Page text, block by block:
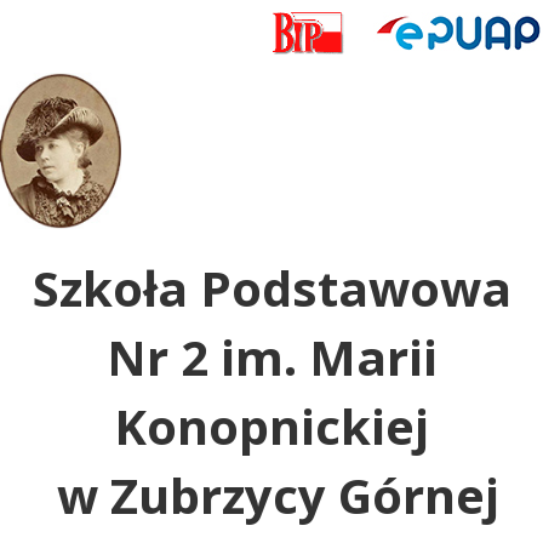
zawiera
system
dostępności.
Szkoła Podstawowa
Nr 2 im. Marii
Konopnickiej
w Zubrzycy Górnej